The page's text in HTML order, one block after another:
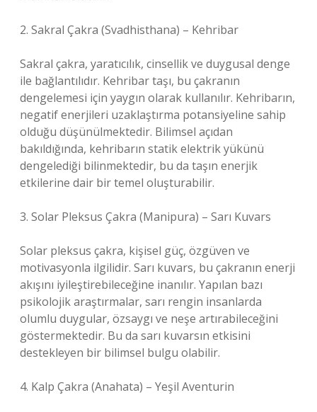
2. Sakral Çakra (Svadhisthana) – Kehribar
Sakral çakra, yaratıcılık, cinsellik ve duygusal denge
ile bağlantılıdır. Kehribar taşı, bu çakranın
dengelemesi için yaygın olarak kullanılır. Kehribarın,
negatif enerjileri uzaklaştırma potansiyeline sahip
olduğu düşünülmektedir. Bilimsel açıdan
bakıldığında, kehribarın statik elektrik yükünü
dengelediği bilinmektedir, bu da taşın enerjik
etkilerine dair bir temel oluşturabilir.
3. Solar Pleksus Çakra (Manipura) – Sarı Kuvars
Solar pleksus çakra, kişisel güç, özgüven ve
motivasyonla ilgilidir. Sarı kuvars, bu çakranın enerji
akışını iyileştirebileceğine inanılır. Yapılan bazı
psikolojik araştırmalar, sarı rengin insanlarda
olumlu duygular, özsaygı ve neşe artırabileceğini
göstermektedir. Bu da sarı kuvarsın etkisini
destekleyen bir bilimsel bulgu olabilir.
4. Kalp Çakra (Anahata) – Yeşil Aventurin